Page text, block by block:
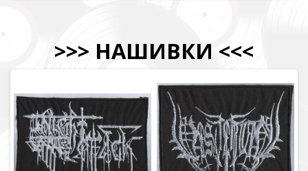
>>> НАШИВКИ <<<